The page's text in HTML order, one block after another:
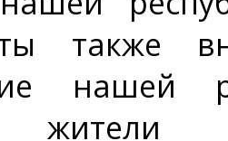
также
нашей
жители